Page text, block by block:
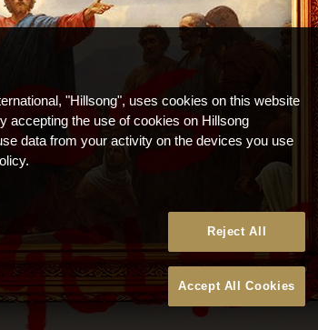
"Hillsong", uses cookies on this website
accepting the use of cookies on Hillsong
data from your activity on the devices you use
Reject All
Accept All Cookies